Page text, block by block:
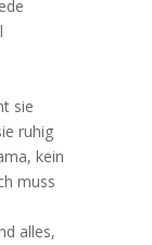
sie
ruhig
kein
muss
alles,